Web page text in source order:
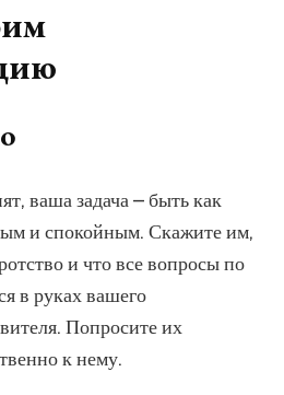
ваша задача – быть как
и спокойным. Скажите им,
и что все вопросы по
в руках вашего
Попросите их
к нему.